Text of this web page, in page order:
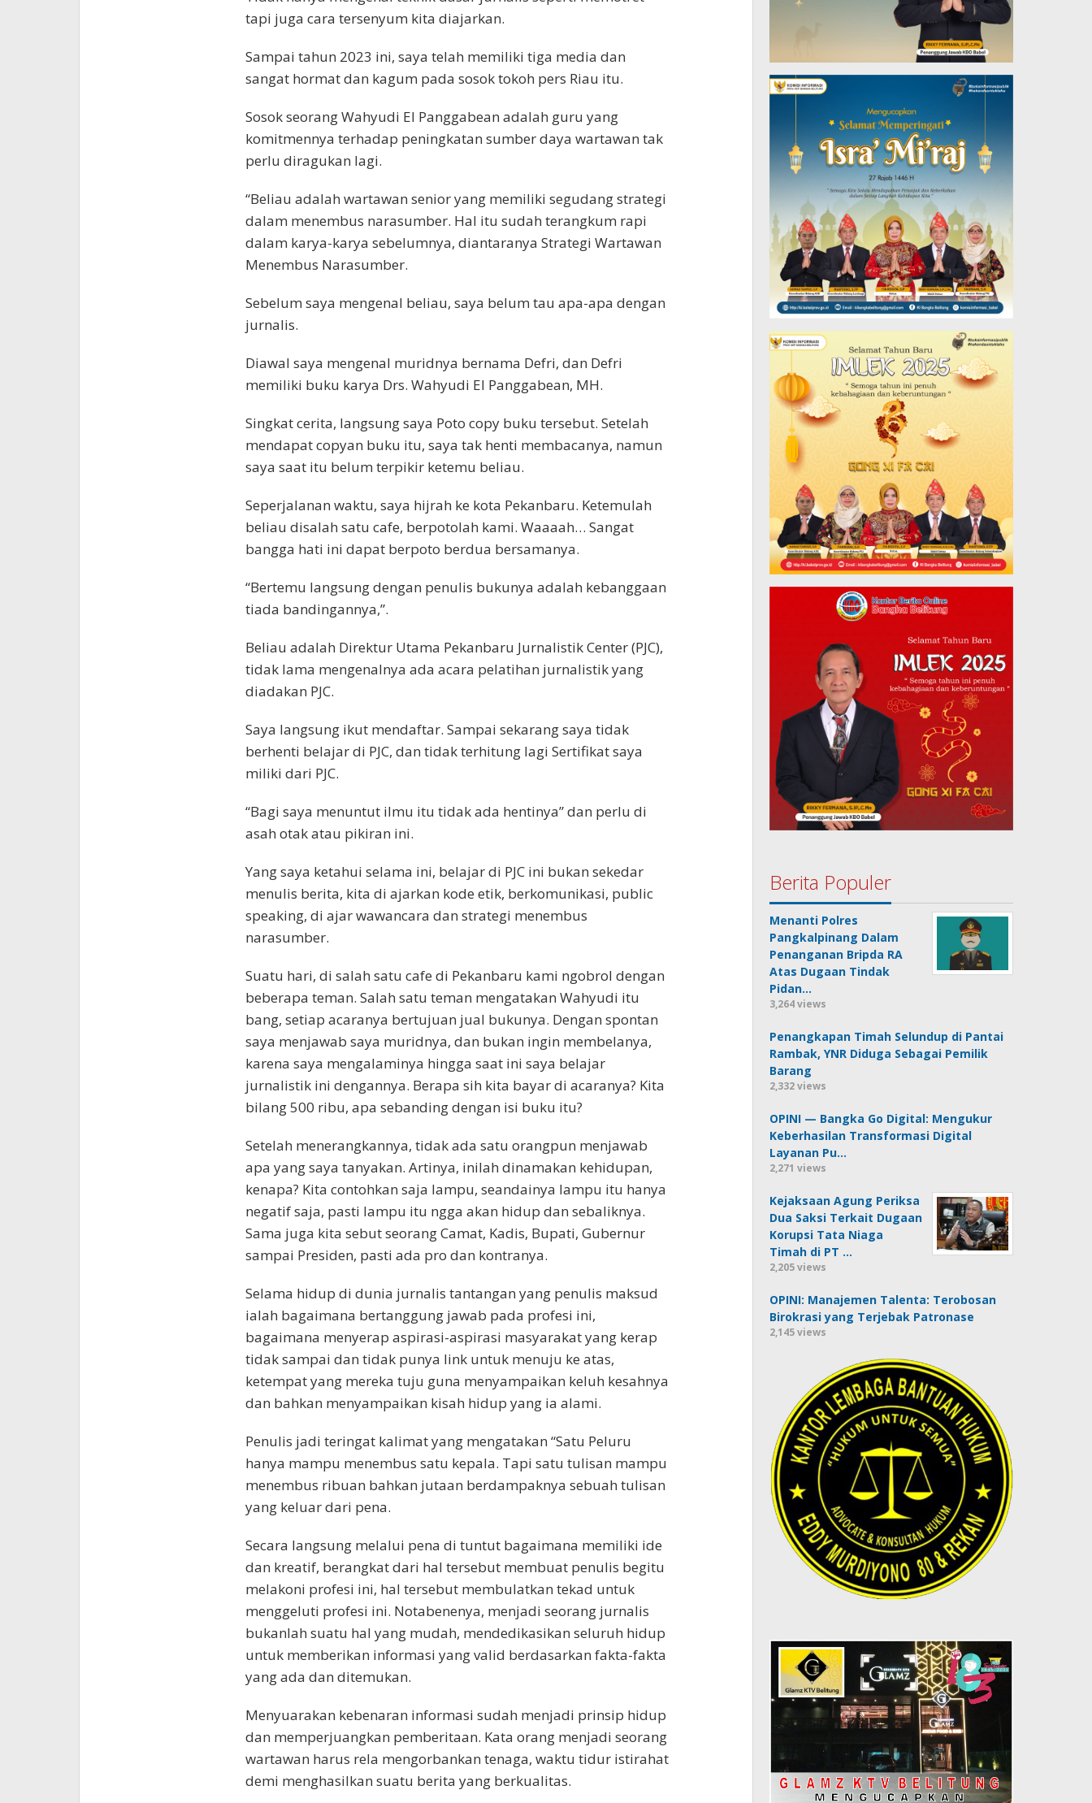
tapi juga cara tersenyum kita diajarkan.
Sampai tahun 2023 ini, saya telah memiliki tiga media dan
sangat hormat dan kagum pada sosok tokoh pers Riau itu.
Sosok seorang Wahyudi El Panggabean adalah guru yang
komitmennya terhadap peningkatan sumber daya wartawan tak
perlu diragukan lagi.
“Beliau adalah wartawan senior yang memiliki segudang strategi
dalam menembus narasumber. Hal itu sudah terangkum rapi
dalam karya-karya sebelumnya, diantaranya Strategi Wartawan
Menembus Narasumber.
Sebelum saya mengenal beliau, saya belum tau apa-apa dengan
jurnalis.
Diawal saya mengenal muridnya bernama Defri, dan Defri
memiliki buku karya Drs. Wahyudi El Panggabean, MH.
Singkat cerita, langsung saya Poto copy buku tersebut. Setelah
mendapat copyan buku itu, saya tak henti membacanya, namun
saya saat itu belum terpikir ketemu beliau.
Seperjalanan waktu, saya hijrah ke kota Pekanbaru. Ketemulah
beliau disalah satu cafe, berpotolah kami. Waaaah… Sangat
bangga hati ini dapat berpoto berdua bersamanya.
“Bertemu langsung dengan penulis bukunya adalah kebanggaan
tiada bandingannya,”.
Beliau adalah Direktur Utama Pekanbaru Jurnalistik Center (PJC),
tidak lama mengenalnya ada acara pelatihan jurnalistik yang
diadakan PJC.
Saya langsung ikut mendaftar. Sampai sekarang saya tidak
berhenti belajar di PJC, dan tidak terhitung lagi Sertifikat saya
miliki dari PJC.
“Bagi saya menuntut ilmu itu tidak ada hentinya” dan perlu di
asah otak atau pikiran ini.
Yang saya ketahui selama ini, belajar di PJC ini bukan sekedar
menulis berita, kita di ajarkan kode etik, berkomunikasi, public
speaking, di ajar wawancara dan strategi menembus
narasumber.
Suatu hari, di salah satu cafe di Pekanbaru kami ngobrol dengan
beberapa teman. Salah satu teman mengatakan Wahyudi itu
bang, setiap acaranya bertujuan jual bukunya. Dengan spontan
saya menjawab saya muridnya, dan bukan ingin membelanya,
karena saya mengalaminya hingga saat ini saya belajar
jurnalistik ini dengannya. Berapa sih kita bayar di acaranya? Kita
bilang 500 ribu, apa sebanding dengan isi buku itu?
Setelah menerangkannya, tidak ada satu orangpun menjawab
apa yang saya tanyakan. Artinya, inilah dinamakan kehidupan,
kenapa? Kita contohkan saja lampu, seandainya lampu itu hanya
negatif saja, pasti lampu itu ngga akan hidup dan sebaliknya.
Sama juga kita sebut seorang Camat, Kadis, Bupati, Gubernur
sampai Presiden, pasti ada pro dan kontranya.
Selama hidup di dunia jurnalis tantangan yang penulis maksud
ialah bagaimana bertanggung jawab pada profesi ini,
bagaimana menyerap aspirasi-aspirasi masyarakat yang kerap
tidak sampai dan tidak punya link untuk menuju ke atas,
ketempat yang mereka tuju guna menyampaikan keluh kesahnya
dan bahkan menyampaikan kisah hidup yang ia alami.
Penulis jadi teringat kalimat yang mengatakan “Satu Peluru
hanya mampu menembus satu kepala. Tapi satu tulisan mampu
menembus ribuan bahkan jutaan berdampaknya sebuah tulisan
yang keluar dari pena.
Secara langsung melalui pena di tuntut bagaimana memiliki ide
dan kreatif, berangkat dari hal tersebut membuat penulis begitu
melakoni profesi ini, hal tersebut membulatkan tekad untuk
menggeluti profesi ini. Notabenenya, menjadi seorang jurnalis
bukanlah suatu hal yang mudah, mendedikasikan seluruh hidup
untuk memberikan informasi yang valid berdasarkan fakta-fakta
yang ada dan ditemukan.
Menyuarakan kebenaran informasi sudah menjadi prinsip hidup
dan memperjuangkan pemberitaan. Kata orang menjadi seorang
wartawan harus rela mengorbankan tenaga, waktu tidur istirahat
demi menghasilkan suatu berita yang berkualitas.
Berita Populer
Menanti Polres
Pangkalpinang Dalam
Penanganan Bripda RA
Atas Dugaan Tindak
Pidan…
3,264 views
Penangkapan Timah Selundup di Pantai
Rambak, YNR Diduga Sebagai Pemilik
Barang
2,332 views
OPINI — Bangka Go Digital: Mengukur
Keberhasilan Transformasi Digital
Layanan Pu…
2,271 views
Kejaksaan Agung Periksa
Dua Saksi Terkait Dugaan
Korupsi Tata Niaga
Timah di PT …
2,205 views
OPINI: Manajemen Talenta: Terobosan
Birokrasi yang Terjebak Patronase
2,145 views